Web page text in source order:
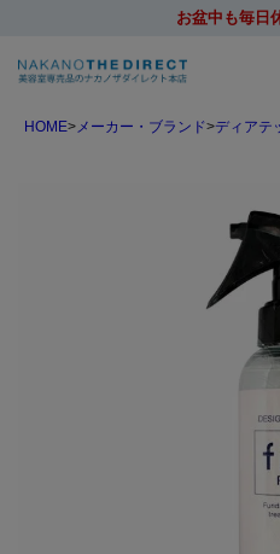
お盆中も毎日
HOME メーカー・ブランド ディアテ